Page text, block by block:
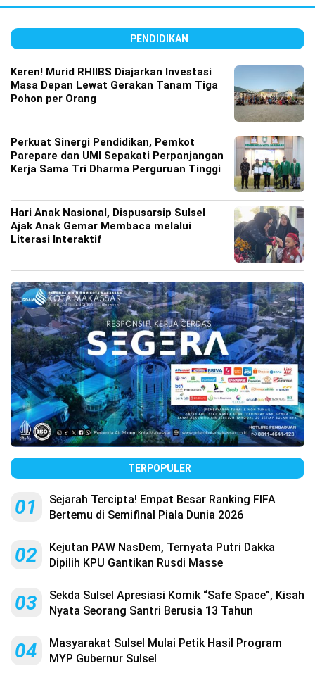
PENDIDIKAN
Keren! Murid RHIIBS Diajarkan Investasi
Masa Depan Lewat Gerakan Tanam Tiga
Pohon per Orang
Perkuat Sinergi Pendidikan, Pemkot
Parepare dan UMI Sepakati Perpanjangan
Kerja Sama Tri Dharma Perguruan Tinggi
Hari Anak Nasional, Dispusarsip Sulsel
Ajak Anak Gemar Membaca melalui
Literasi Interaktif
TERPOPULER
01
Sejarah Tercipta! Empat Besar Ranking FIFA
Bertemu di Semifinal Piala Dunia 2026
02
Kejutan PAW NasDem, Ternyata Putri Dakka
Dipilih KPU Gantikan Rusdi Masse
03
Sekda Sulsel Apresiasi Komik “Safe Space”, Kisah
Nyata Seorang Santri Berusia 13 Tahun
04
Masyarakat Sulsel Mulai Petik Hasil Program
MYP Gubernur Sulsel